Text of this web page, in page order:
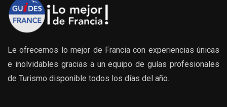
Le ofrecemos lo mejor de Francia con experiencias únicas
e inolvidables gracias a un equipo de guías profesionales
de Turismo disponible todos los días del año.